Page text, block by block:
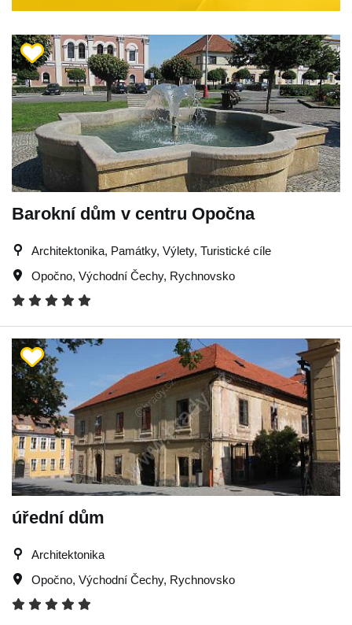
Barokní dům v centru Opočna
Architektonika, Památky, Výlety, Turistické cíle
Opočno, Východní Čechy, Rychnovsko
úřední dům
Architektonika
Opočno, Východní Čechy, Rychnovsko